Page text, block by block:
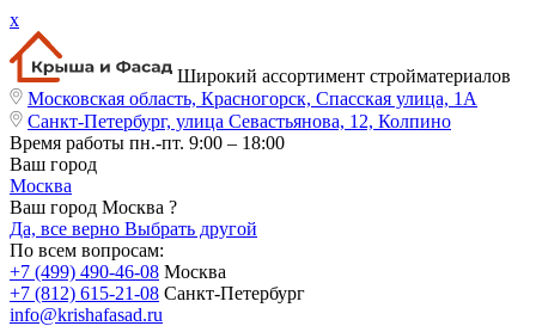
x
Широкий ассортимент стройматериалов
Московская область, Красногорск, Спасская улица, 1А
Санкт-Петербург, улица Севастьянова, 12, Колпино
Время работы пн.-пт. 9:00 – 18:00
Ваш город
Москва
Ваш город Москва ?
Да, все верно Выбрать другой
По всем вопросам:
+7 (499) 490-46-08 Москва
+7 (812) 615-21-08 Санкт-Петербург
info@krishafasad.ru